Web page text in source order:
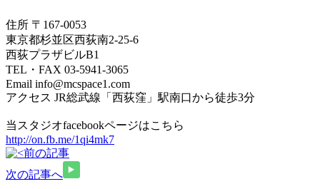
住所 〒167-0053
東京都杉並区西荻南2-25-6
西荻プラザビルB1
TEL・FAX 03-5941-3065
Email info@mcspace1.com
アクセス JR総武線「西荻窪」駅南口から徒歩3分
当スタジオfacebookページはこちら
http://on.fb.me/1qi4mk7
前の記事
次の記事へ